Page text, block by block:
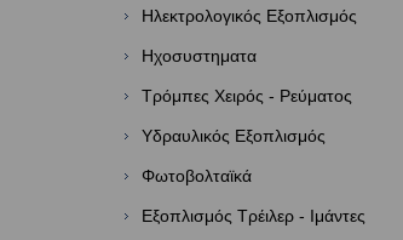
Ηλεκτρολογικός Εξοπλισμός
Ηχοσυστηματα
Τρόμπες Χειρός - Ρεύματος
Υδραυλικός Εξοπλισμός
Φωτοβολταϊκά
Εξοπλισμός Τρέιλερ - Ιμάντες